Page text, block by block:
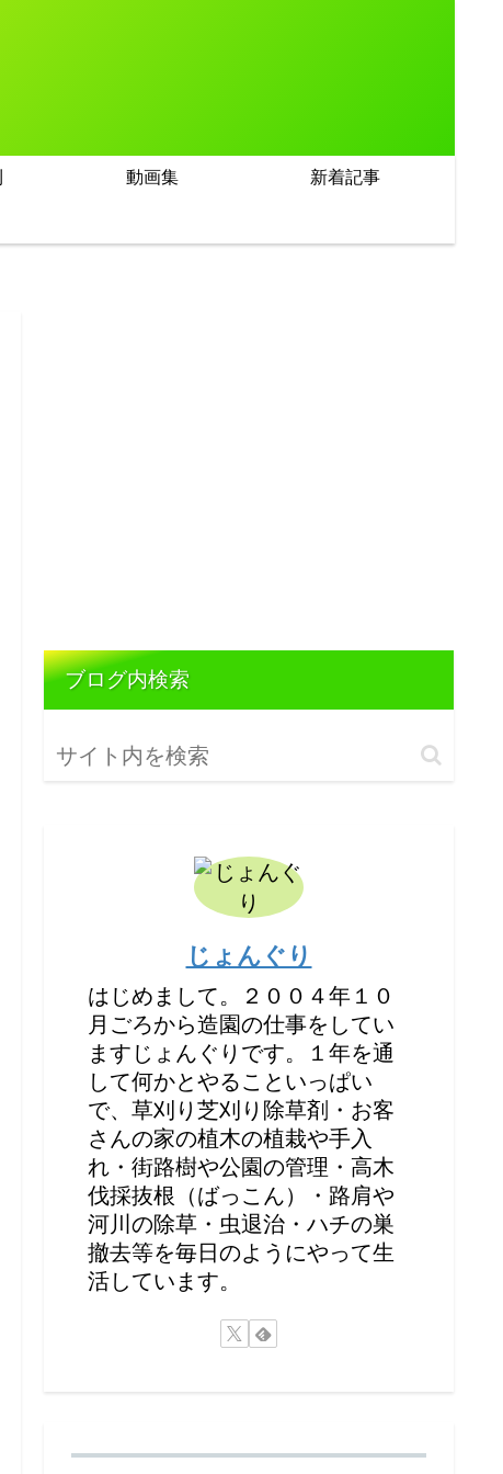
動画集 新着記事
ブログ内検索
じょんぐり
はじめまして。２００４年１０
月ごろから造園の仕事をしてい
ますじょんぐりです。１年を通
して何かとやることいっぱい
で、草刈り芝刈り除草剤・お客
さんの家の植木の植栽や手入
れ・街路樹や公園の管理・高木
伐採抜根（ばっこん）・路肩や
河川の除草・虫退治・ハチの巣
撤去等を毎日のようにやって生
活しています。